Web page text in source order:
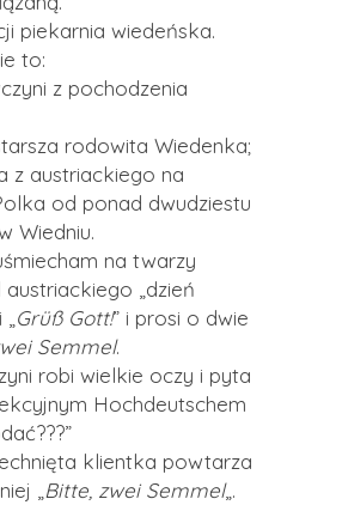
piekarnia wiedeńska.
to:
z pochodzenia
rodowita Wiedenka;
z austriackiego na
od ponad dwudziestu
Wiedniu.
na twarzy
„dzień
„Grüß Gott!” i prosi o dwie
Semmel.
robi wielkie oczy i pyta
Hochdeutschem
klientka powtarza
„Bitte, zwei Semmel„.